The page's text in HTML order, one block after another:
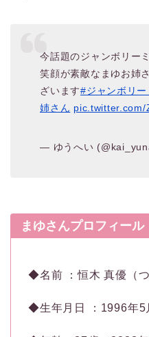
今話題のジャンボリー
笑顔が素敵なまゆお姉
ざいます#ジャンボリー
姉さん pic.twitter.com/
— ゆうへい
まゆさんプロフィール
◆名前 ：恒木 真優（つ
◆生年月日 ：1996年5